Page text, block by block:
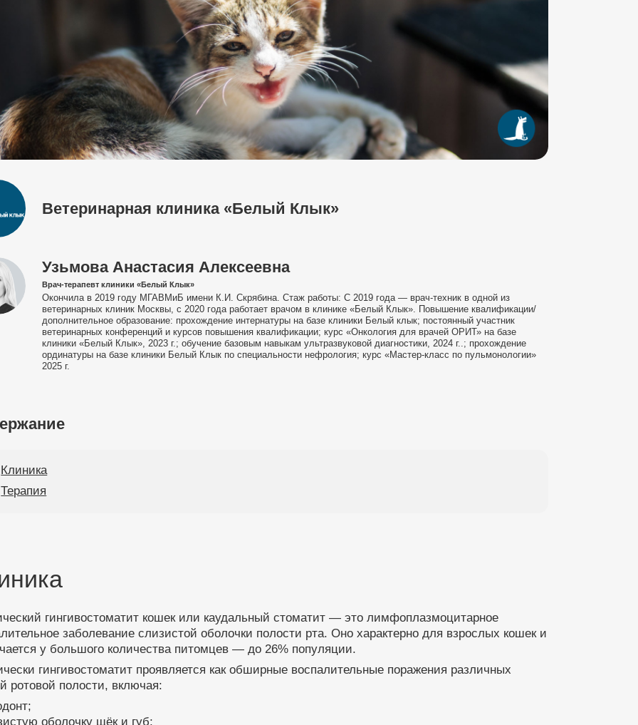
Ветеринарная клиника «Белый Клык»
Узьмова Анастасия Алексеевна
Врач-терапевт клиники «Белый Клык»
Окончила в 2019 году МГАВМиБ имени К.И. Скрябина. Стаж работы: С 2019 года — врач-техник в одной из
ветеринарных клиник Москвы, с 2020 года работает врачом в клинике «Белый Клык». Повышение квалификации/
дополнительное образование: прохождение интернатуры на базе клиники Белый клык; постоянный участник
ветеринарных конференций и курсов повышения квалификации; курс «Онкология для врачей ОРИТ» на базе
клиники «Белый Клык», 2023 г.; обучение базовым навыкам ультразвуковой диагностики, 2024 г..; прохождение
ординатуры на базе клиники Белый Клык по специальности нефрология; курс «Мастер-класс по пульмонологии»
2025 г.
Клиника
Терапия
гингивостоматит кошек или каудальный стоматит — это лимфоплазмоцитарное
заболевание слизистой оболочки полости рта. Оно характерно для взрослых кошек и
у большого количества питомцев — до 26% популяции.
гингивостоматит проявляется как обширные воспалительные поражения различных
ротовой полости, включая:
оболочку щёк и губ;